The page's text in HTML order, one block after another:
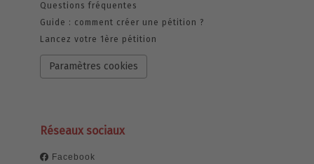
Questions fréquentes
Guide : comment créer une pétition ?
Lancez votre 1ère pétition
Paramètres cookies
Réseaux sociaux
Facebook